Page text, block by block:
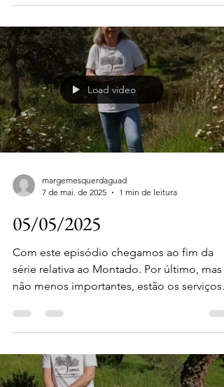
Load video
margemesquerdaguad
7 de mai. de 2025
1 min de leitura
05/05/2025
Com este episódio chegamos ao fim da
série relativa ao Montado. Por último, mas
não menos importantes, estão os serviços